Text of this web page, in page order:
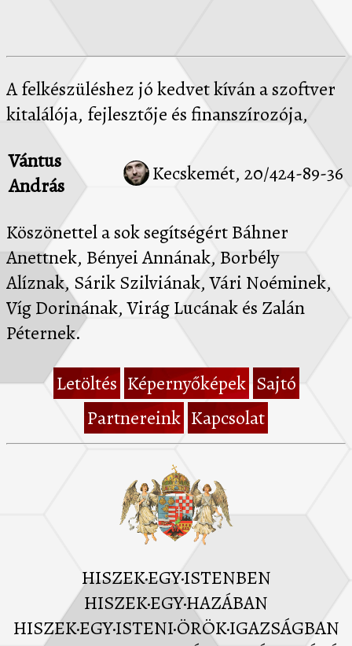
A felkészüléshez jó kedvet kíván a szoftver
kitalálója, fejlesztője és finanszírozója,
Vántus
András
Kecskemét, 20/424-89-36
Köszönettel a sok segítségért Báhner
Anettnek, Bényei Annának, Borbély
Alíznak, Sárik Szilviának, Vári Noéminek,
Víg Dorinának, Virág Lucának és Zalán
Péternek.
Letöltés Képernyőképek Sajtó
Partnereink Kapcsolat
HISZEK·EGY·ISTENBEN
HISZEK·EGY·HAZÁBAN
HISZEK·EGY·ISTENI·ÖRÖK·IGAZSÁGBAN